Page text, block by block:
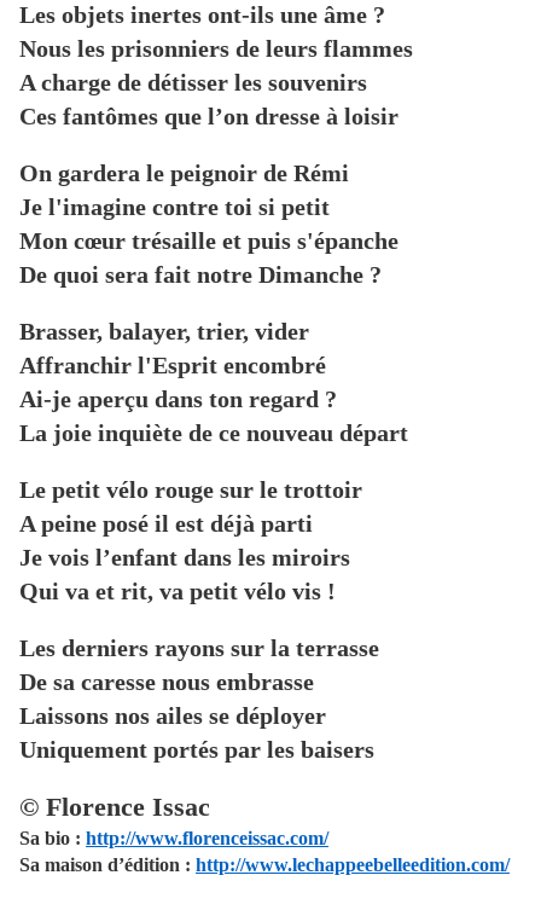
Les objets inertes ont-ils une âme ?
Nous les prisonniers de leurs flammes
A charge de détisser les souvenirs
Ces fantômes que l’on dresse à loisir
On gardera le peignoir de Rémi
Je l'imagine contre toi si petit
Mon cœur trésaille et puis s'épanche
De quoi sera fait notre Dimanche ?
Brasser, balayer, trier, vider
Affranchir l'Esprit encombré
Ai-je aperçu dans ton regard ?
La joie inquiète de ce nouveau départ
Le petit vélo rouge sur le trottoir
A peine posé il est déjà parti
Je vois l’enfant dans les miroirs
Qui va et rit, va petit vélo vis !
Les derniers rayons sur la terrasse
De sa caresse nous embrasse
Laissons nos ailes se déployer
Uniquement portés par les baisers
© Florence Issac
Sa bio : http://www.florenceissac.com/
Sa maison d’édition : http://www.lechappeebelleedition.com/